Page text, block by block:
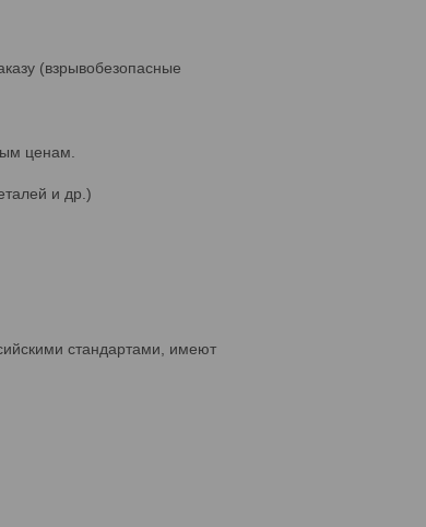
(взрывобезопасные
ценам.
и др.)
стандартами, имеют